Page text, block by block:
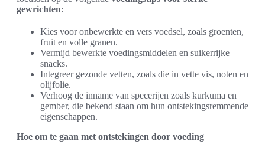
gewrichten:
Kies voor onbewerkte en vers voedsel, zoals groenten,
fruit en volle granen.
Vermijd bewerkte voedingsmiddelen en suikerrijke
snacks.
Integreer gezonde vetten, zoals die in vette vis, noten en
olijfolie.
Verhoog de inname van specerijen zoals kurkuma en
gember, die bekend staan om hun ontstekingsremmende
eigenschappen.
Hoe om te gaan met ontstekingen door voeding